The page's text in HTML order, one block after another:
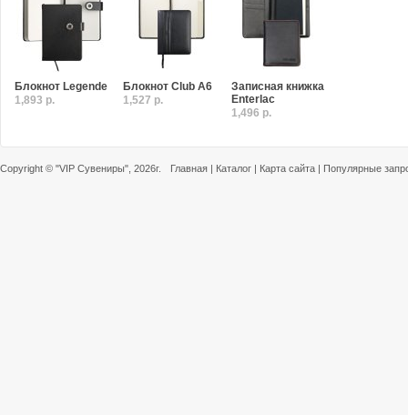
Блокнот Legende
1,893 р.
Блокнот Club A6
1,527 р.
Записная книжка
Enterlac
1,496 р.
Copyright © "VIP Сувениры" , 2026г. Главная | Каталог | Карта сайта | Популярные